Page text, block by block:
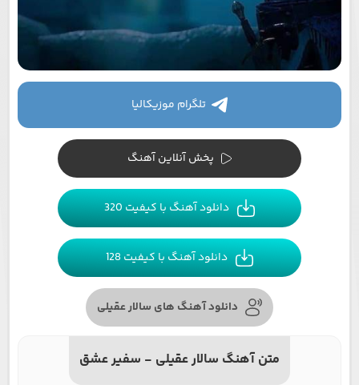
تلگرام موزیکالیا
پخش آنلاین آهنگ
دانلود آهنگ با کیفیت 320
دانلود آهنگ با کیفیت 128
دانلود آهنگ های سالار عقیلی
متن آهنگ سالار عقیلی - سفیر عشق